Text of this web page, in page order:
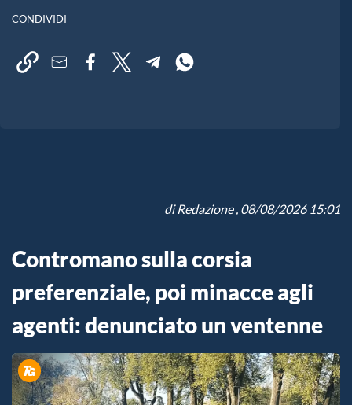
CONDIVIDI
diRedazione, 08/08/2026 15:01
Contromano sulla corsia
preferenziale, poi minacce agli
agenti: denunciato un ventenne